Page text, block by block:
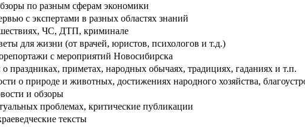
по разным сферам экономики
с экспертами в разных областях знаний
ЧС, ДТП, криминале
для жизни (от врачей, юристов, психологов и т.д.)
с мероприятий Новосибирска
праздниках, приметах, народных обычаях, традициях, гаданиях и т.п.
о природе и животных, достижениях народного хозяйства,
и обзоры
проблемах, критические публикации
тексты